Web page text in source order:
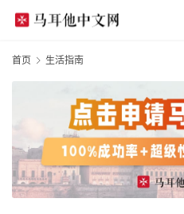
首页 生活指南